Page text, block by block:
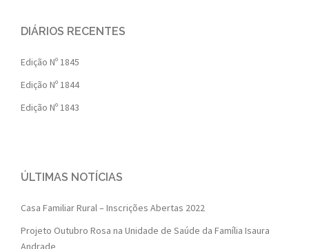
DIÁRIOS RECENTES
Edição Nº 1845
Edição Nº 1844
Edição Nº 1843
ÚLTIMAS NOTÍCIAS
Casa Familiar Rural – Inscrições Abertas 2022
Projeto Outubro Rosa na Unidade de Saúde da Família Isaura
Andrade